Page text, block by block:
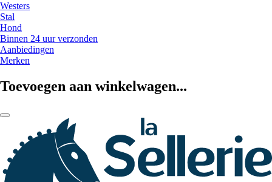
Westers
Stal
Hond
Binnen 24 uur verzonden
Aanbiedingen
Merken
Toevoegen aan winkelwagen...